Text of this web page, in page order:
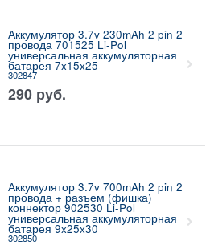
Аккумулятор 3.7v 230mAh 2 pin 2
провода 701525 Li-Pol
универсальная аккумуляторная
батарея 7x15x25
302847
290 руб.
Аккумулятор 3.7v 700mAh 2 pin 2
провода + разъем (фишка)
коннектор 902530 Li-Pol
универсальная аккумуляторная
батарея 9x25x30
302850